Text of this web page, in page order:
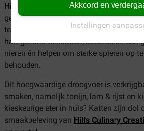
Akkoord en
Instellingen
Hill's Science Plan Adultis speciaal
gezondheid van katten tussen de 1 en 6
te ondersteunen. De kattenbrokken
hart gezond te houden, bevorderen een
nieren én helpen om sterke spieren op
behouden.
Dit hoogwaardige droogvoer is
smaken, namelijk tonijn, lam & rijst en
kieskeurige eter in huis? Katten zijn dol
smaakbeleving van Hill's Culinary